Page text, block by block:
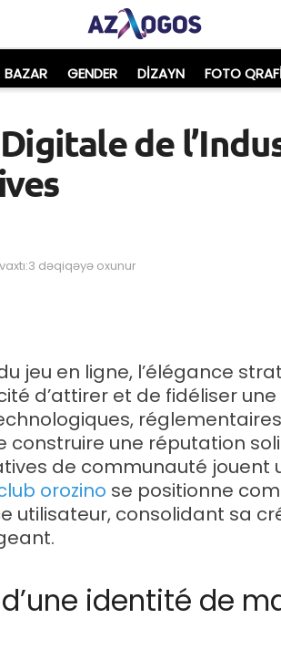
BAZAR GENDER DIZAYN FOTO
de
dəqiqəyə oxunur
jeu en ligne, l’élégance
d’attirer et de fidéliser
une réputation
de communauté jouent
orozino se positionne
utilisateur, consolidant sa
identité de